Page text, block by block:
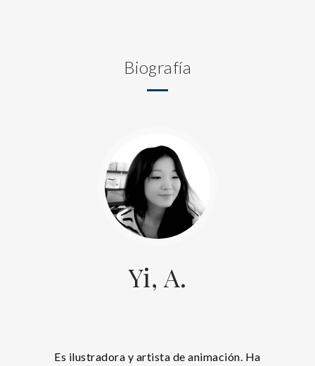
Biografía
Yi, A.
Es ilustradora y artista de animación. Ha